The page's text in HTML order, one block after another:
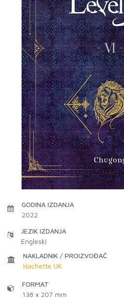
GODINA IZDANJA
2022
JEZIK IZDANJA
Engleski
NAKLADNIK / PROIZVOĐAČ
Hachette UK
FORMAT
138 x 207 mm